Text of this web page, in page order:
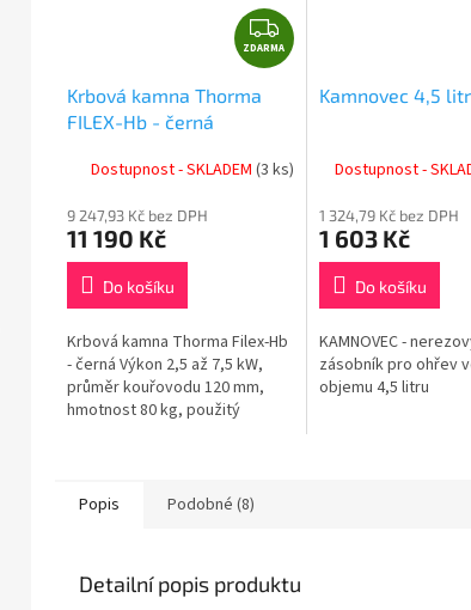
Z
D
A
ZDARMA
Krbová kamna Thorma
FILEX-Hb - černá
Dostupnost - SKLADEM (3 ks)
9 247,93 Kč bez DPH
11 190 Kč
Do košíku
Krbová kamna Thorma Filex-Hb
- černá Výkon 2,5 až 7,5 kW,
průměr kouřovodu 120 mm,
hmotnost 80 kg, použitý
Kamnovec 4,5
Dostupnost -
1 324,79 Kč bez DPH
1 603 Kč
Do košíku
KAMNOVEC -
zásobník pro ohřev
objemu 4,5 litru
Popis Podobné (8)
Detailní popis produktu